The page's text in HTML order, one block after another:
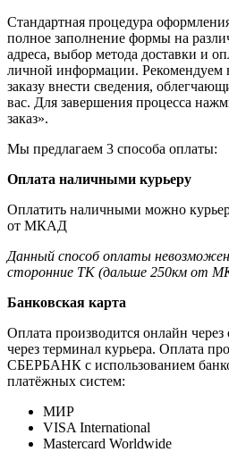
Стандартная процедура
полное заполнение формы на
адреса, выбор метода доставки и
личной информации. Рекомендуем
заказу внести сведения,
вас. Для завершения процесса
заказ».
Мы предлагаем 3 способа оплаты:
Оплата наличными курьеру
Оплатить наличными можно
от МКАД
Данный способ оплаты невозможен
сторонние ТК (дальше 250км от
Банковская карта
Оплата производится онлайн
через терминал курьера. Оплата
СБЕРБАНК с использованием
платёжных систем:
МИР
VISA International
Mastercard Worldwide